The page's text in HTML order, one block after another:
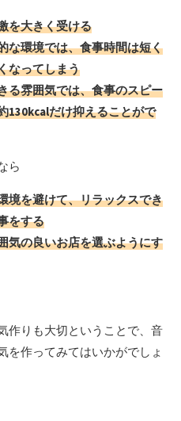
を大きく受ける
な環境では、食事時間は短く
なってしまう
る雰囲気では、食事のスピー
130kcalだけ抑えることがで
ら
境を避けて、リラックスでき
をする
気の良いお店を選ぶようにす
作りも大切ということで、音
を作ってみてはいかがでしょ